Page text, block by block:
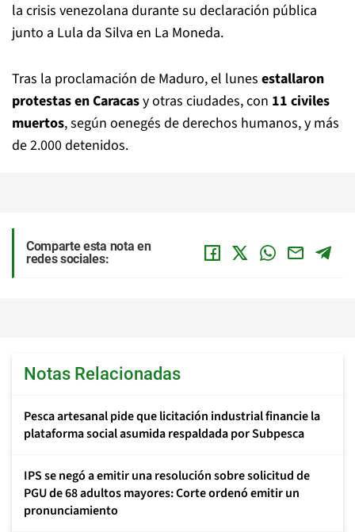
la crisis venezolana durante su declaración pública
junto a Lula da Silva en La Moneda.
Tras la proclamación de Maduro, el lunes estallaron
protestas en Caracasy otras ciudades, con 11 civiles
muertos, según oenegés de derechos humanos, y más
de 2.000 detenidos.
Comparte esta nota en
redes sociales:
Notas Relacionadas
Pesca artesanal pide que licitación industrial financie la
plataforma social asumida respaldada por Subpesca
IPS se negó a emitir una resolución sobre solicitud de
PGU de 68 adultos mayores: Corte ordenó emitir un
pronunciamiento